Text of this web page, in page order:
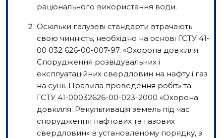
раціонального використання води.
Оскільки галузеві стандарти втрачають
свою чинність, необхідно на основі ГСТУ 41-
00 032 626-00-007-97. «Охорона довкілля.
Спорудження розвідувальних і
експлуатаційних свердловин на нафту і газ
на суші. Правила проведення робіт» та
ГСТУ 41-00032626-00-023-2000 «Охорона
довкілля. Рекультивація земель під час
спорудження нафтових та газових
свердловин» в установленому порядку, з